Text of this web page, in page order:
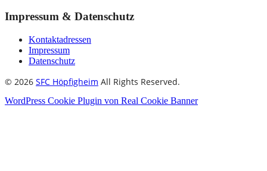
Impressum & Datenschutz
Kontaktadressen
Impressum
Datenschutz
© 2026 SFC Höpfigheim All Rights Reserved.
WordPress Cookie Plugin von Real Cookie Banner